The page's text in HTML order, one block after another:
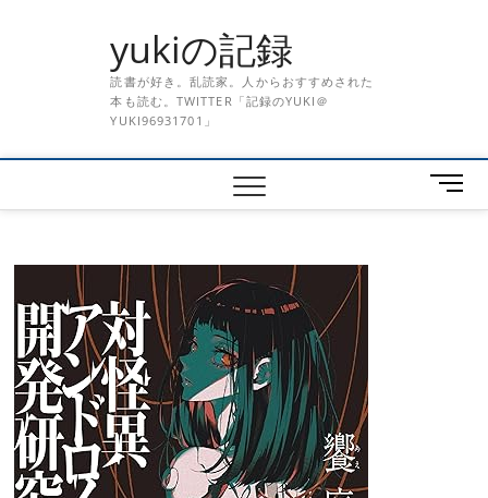
yukiの記録
読書が好き。乱読家。人からおすすめされた
本も読む。TWITTER「記録のYUKI＠
YUKI96931701」
メ
ニ